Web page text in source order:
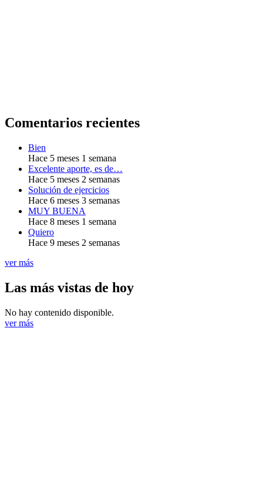
Comentarios recientes
Bien
Hace 5 meses 1 semana
Excelente aporte, es de…
Hace 5 meses 2 semanas
Solución de ejercicios
Hace 6 meses 3 semanas
MUY BUENA
Hace 8 meses 1 semana
Quiero
Hace 9 meses 2 semanas
ver más
Las más vistas de hoy
No hay contenido disponible.
ver más